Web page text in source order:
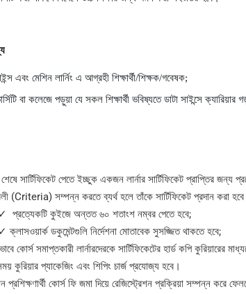
এবং মেশিন লার্নিং এ আগ্রহী শিক্ষার্থী/শিক্ষক/গবেষক;
বা কলেজে পড়ুয়া যে সকল শিক্ষার্থী ভবিষ্যতে ডাটা সাইন্সে ক্যারিয়ার
সার্টিফিকেট পেতে ইচ্ছুক একজন লার্নার সার্টিফিকেট প্রাপ্তির জন্য
(Criteria) সম্পন্ন করতে ব্যর্থ হলে তাঁকে সার্টিফিকেট প্রদান করা
✓ প্রত্যেকটি কুইজে অন্তত ৬০ শতাংশ নম্বর পেতে হবে;
✓ ক্লাসওয়ার্ক ডকুমেন্টগুলি নির্দেশনা মোতাবেক সুসজ্জিত থাকতে হবে;
কোর্স সমাপ্তকারী লার্নারদেরকে সার্টিফিকেটের হার্ড কপি কুরিয়ারের
কুরিয়ার প্যাকেজিং এবং শিপিং চার্জ প্রযোজ্য হবে।
কোর্স ফি জমা দিয়ে রেজিস্ট্রেশন প্রক্রিয়া সম্পন্ন করে